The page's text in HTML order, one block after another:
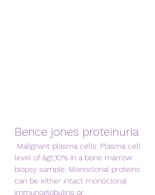
Bence jones proteinuria
level of &gt;10% in a bone marrow
biopsy sample. Monoclonal proteins
can be either intact monoclonal
immunoglobulins or